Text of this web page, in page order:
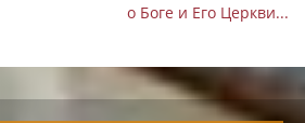
о Боге и Его Церкви...